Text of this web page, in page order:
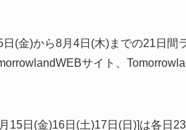
(金)から8月4日(木)までの21日間
サイト、
日(金)16日(土)17日(日)]は各日